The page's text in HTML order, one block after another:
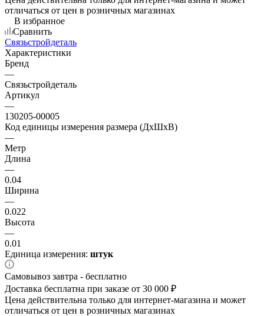
отличаться от цен в розничных магазинах
В избранное
Сравнить
Связьстройдеталь
Характеристики
Бренд
—
Связьстройдеталь
Артикул
—
130205-00005
Код единицы измерения размера (ДхШхВ)
—
Метр
Длина
—
0.04
Ширина
—
0.022
Высота
—
0.01
Единица измерения: штук
Самовывоз завтра - бесплатно
Доставка бесплатна при заказе от 30 000 ₽
Цена действительна только для интернет-магазина и может
отличаться от цен в розничных магазинах